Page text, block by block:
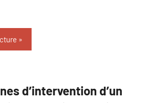
d’intervention d’un